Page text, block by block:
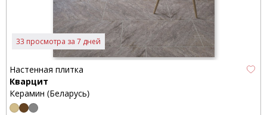
33 просмотра за 7 дней
Настенная плитка
Кварцит
Керамин (Беларусь)